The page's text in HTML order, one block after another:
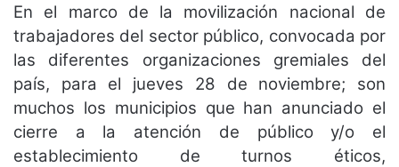
En el marco de la movilización nacional de
trabajadores del sector público, convocada por
las diferentes organizaciones gremiales del
país, para el jueves 28 de noviembre; son
muchos los municipios que han anunciado el
cierre a la atención de público y/o el
establecimiento de turnos éticos,